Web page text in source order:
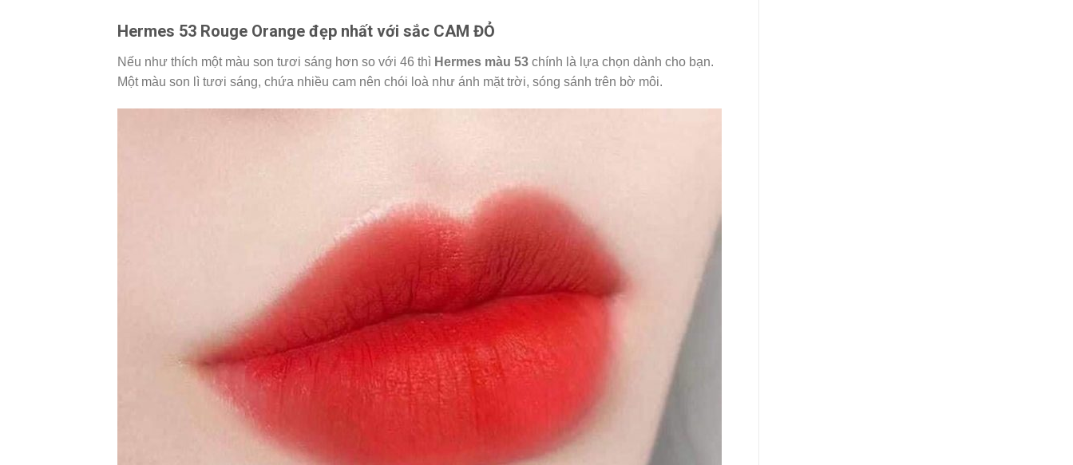
Hermes 53 Rouge Orange đẹp nhất với sắc CAM ĐỎ
Nếu như thích một màu son tươi sáng hơn so với 46 thì Hermes màu 53 chính là lựa chọn dành cho bạn.
Một màu son lì tươi sáng, chứa nhiều cam nên chói loà như ánh mặt trời, sóng sánh trên bờ môi.